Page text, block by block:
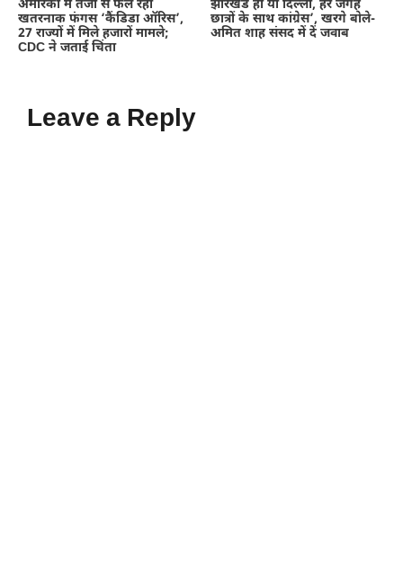
अमेरिका में तेजी से फैल रहा
खतरनाक फंगस ‘कैंडिडा ऑरिस’,
27 राज्यों में मिले हजारों मामले;
CDC ने जताई चिंता
झारखंड हो या दिल्ली, हर जगह
छात्रों के साथ कांग्रेस’, खरगे बोले-
अमित शाह संसद में दें जवाब
Leave a Reply